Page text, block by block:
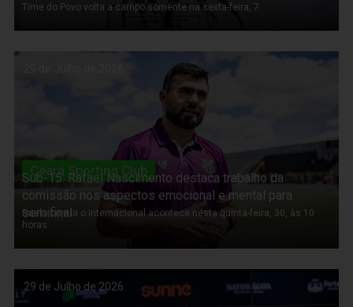
Time do Povo volta a campo somente na sexta-feira, 7
Ceará Sporting Club
Sub-15: Rafael Nascimento destaca trabalho da
comissão nos aspectos emocional e mental para
semifinal
Duelo contra o Internacional acontece nesta quinta-feira, 30, às 10
horas
29 de Julho de 2026